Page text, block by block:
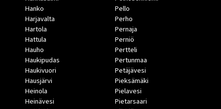
Hanko
Harjavalta
Hartola
Hattula
Hauho
Haukipudas
Haukivuori
Hausjärvi
Heinola
Heinävesi
Pello
Perho
Pernaja
Perniö
Pertteli
Pertunmaa
Petäjävesi
Pieksämäki
Pielavesi
Pietarsaari